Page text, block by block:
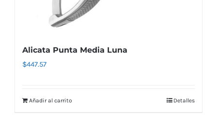
Alicata Punta Media Luna
$447.57
Añadir al carrito Detalles